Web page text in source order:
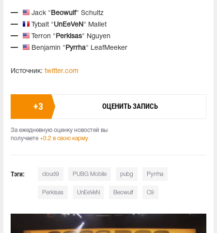
Jack " Beowulf" Schultz
Tybalt "UnEeVeN " Mallet
Terron " Perkisas" Nguyen
Benjamin " Pyrrha" LeafMeeker
Источник: twitter.com
+3 ОЦЕНИТЬ ЗАПИСЬ
За ежедневную оценку новостей вы
получаете +0.2 в свою карму
Тэги: cloud9 PUBG Mobile pubg Pyrrha
Perkisas UnEeVeN Beowulf C9